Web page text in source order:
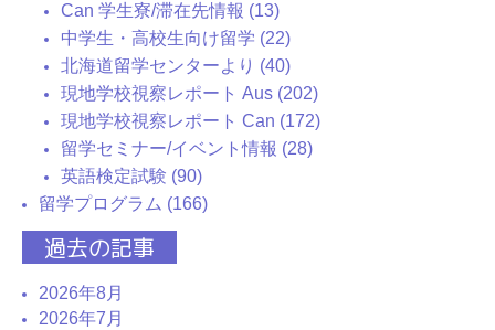
Can 学生寮/滞在先情報 (13)
中学生・高校生向け留学 (22)
北海道留学センターより (40)
現地学校視察レポート Aus (202)
現地学校視察レポート Can (172)
留学セミナー/イベント情報 (28)
英語検定試験 (90)
留学プログラム (166)
過去の記事
2026年8月
2026年7月